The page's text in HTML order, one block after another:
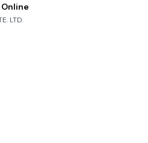
Online
LTD.